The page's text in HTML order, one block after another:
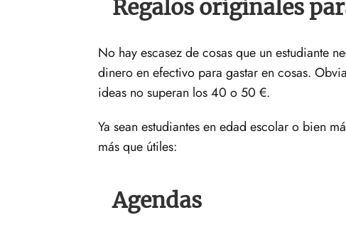
Regalos originales
No hay escasez de cosas que un estudiante
dinero en efectivo para gastar en cosas.
ideas no superan los 40 o 50 €.
Ya sean estudiantes en edad escolar o bien
más que útiles:
Agendas